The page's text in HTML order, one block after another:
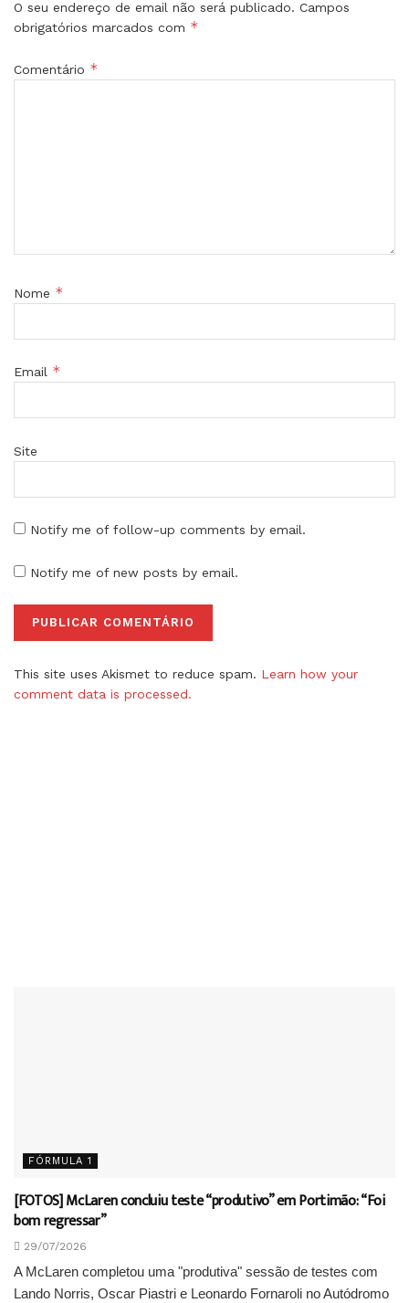
O seu endereço de email não será publicado. Campos
obrigatórios marcados com *
Comentário *
Nome *
Email *
Site
Notify me of follow-up comments by email.
Notify me of new posts by email.
This site uses Akismet to reduce spam. Learn how your
comment data is processed.
FÓRMULA 1
[FOTOS] McLaren concluiu teste “produtivo” em Portimão: “Foi
bom regressar”
29/07/2026
A McLaren completou uma "produtiva" sessão de testes com
Lando Norris, Oscar Piastri e Leonardo Fornaroli no Autódromo